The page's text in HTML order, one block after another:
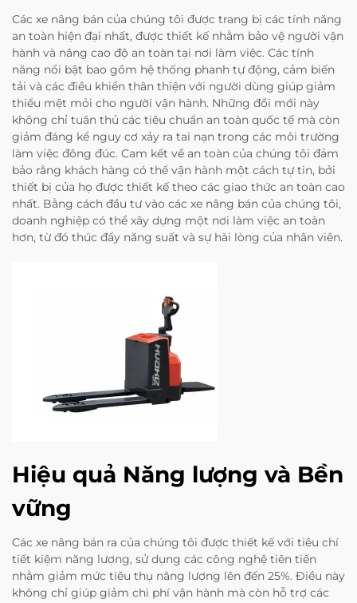
Các xe nâng bán của chúng tôi được trang bị các tính năng
an toàn hiện đại nhất, được thiết kế nhằm bảo vệ người vận
hành và nâng cao độ an toàn tại nơi làm việc. Các tính
năng nổi bật bao gồm hệ thống phanh tự động, cảm biến
tải và các điều khiển thân thiện với người dùng giúp giảm
thiểu mệt mỏi cho người vận hành. Những đổi mới này
không chỉ tuân thủ các tiêu chuẩn an toàn quốc tế mà còn
giảm đáng kể nguy cơ xảy ra tai nạn trong các môi trường
làm việc đông đúc. Cam kết về an toàn của chúng tôi đảm
bảo rằng khách hàng có thể vận hành một cách tự tin, bởi
thiết bị của họ được thiết kế theo các giao thức an toàn cao
nhất. Bằng cách đầu tư vào các xe nâng bán của chúng tôi,
doanh nghiệp có thể xây dựng một nơi làm việc an toàn
hơn, từ đó thúc đẩy năng suất và sự hài lòng của nhân viên.
Hiệu quả Năng lượng và Bền
vững
Các xe nâng bán ra của chúng tôi được thiết kế với tiêu chí
tiết kiệm năng lượng, sử dụng các công nghệ tiên tiến
nhằm giảm mức tiêu thụ năng lượng lên đến 25%. Điều này
không chỉ giúp giảm chi phí vận hành mà còn hỗ trợ các